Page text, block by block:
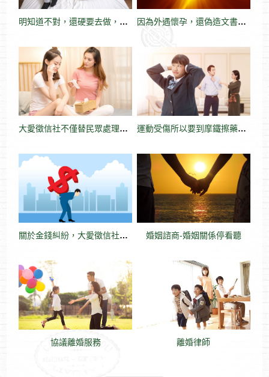
明知道不對，還硬要去做，這就是外遇的滋味 因為外遇懷孕，還偽造文書簽署流產同意書
大愛徵信社不僅替民眾處理生活上的問題，甚至也提供免費法律諮詢服務 運動受傷所以要到摩鐵擦藥，外遇人的理由一大堆
關於金錢糾紛，大愛徵信社的律師可以這樣幫您 婚姻諮商-婚姻關係停看聽
協議離婚服務 離婚律師